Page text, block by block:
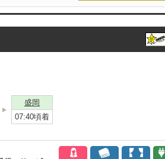
盛岡
07:40頃着